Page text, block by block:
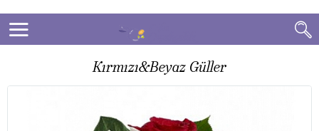
Kırmızı&Beyaz Güller